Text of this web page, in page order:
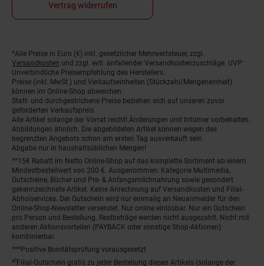
Vertrag widerrufen
Fußnoten
*Alle Preise in Euro (€) inkl. gesetzlicher Mehrwertsteuer, zzgl.
Versandkosten und zzgl. evtl. anfallender Versandkostenzuschläge. UVP:
Unverbindliche Preisempfehlung des Herstellers.
Preise (inkl. MwSt.) und Verkaufseinheiten (Stückzahl/Mengeneinheit)
können im Online-Shop abweichen.
Statt- und durchgestrichene Preise beziehen sich auf unseren zuvor
geforderten Verkaufspreis.
Alle Artikel solange der Vorrat reicht! Änderungen und Irrtümer vorbehalten.
Abbildungen ähnlich. Die abgebildeten Artikel können wegen des
begrenzten Angebots schon am ersten Tag ausverkauft sein.
Abgabe nur in haushaltsüblichen Mengen!
**15€ Rabatt im Netto Online-Shop auf das komplette Sortiment ab einem
Mindestbestellwert von 200 €. Ausgenommen: Kategorie Multimedia,
Gutscheine, Bücher und Pre- & Anfangsmilchnahrung sowie gesondert
gekennzeichnete Artikel. Keine Anrechnung auf Versandkosten und Filial-
Abholservices. Der Gutschein wird nur einmalig an Neuanmelder für den
Online-Shop-Newsletter versendet. Nur online einlösbar. Nur ein Gutschein
pro Person und Bestellung. Restbeträge werden nicht ausgezahlt. Nicht mit
anderen Aktionsvorteilen (PAYBACK oder sonstige Shop-Aktionen)
kombinierbar.
***Positive Bonitätsprüfung vorausgesetzt
²⁰Filial-Gutschein gratis zu jeder Bestellung dieses Artikels (solange der